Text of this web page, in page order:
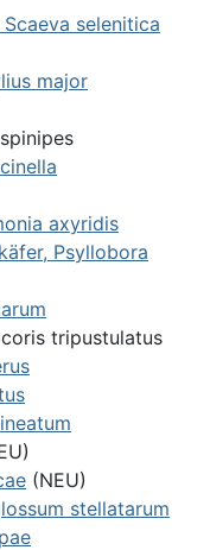
selenitica
major
axyridis
Psyllobora
tripustulatus
(NEU)
stellatarum